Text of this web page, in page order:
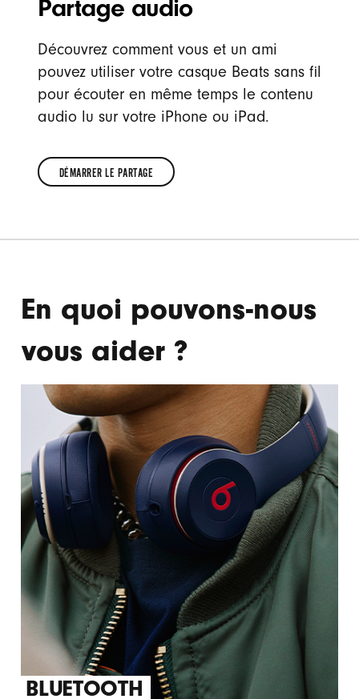
Partage audio
Découvrez comment vous et un ami
pouvez utiliser votre casque Beats sans fil
pour écouter en même temps le contenu
audio lu sur votre iPhone ou iPad.
DÉMARRER LE PARTAGE
PARTAGE
En quoi pouvons-nous
vous aider ?
BLUETOOTH